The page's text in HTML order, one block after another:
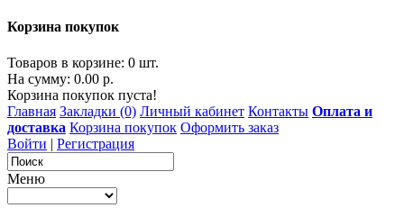
Корзина покупок
Товаров в корзине: 0 шт.
На сумму: 0.00 р.
Корзина покупок пуста!
Главная Закладки (0) Личный кабинет Контакты Оплата и
доставка Корзина покупок Оформить заказ
Войти | Регистрация
Меню